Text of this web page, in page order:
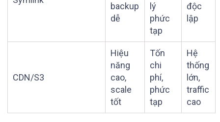
backup
dễ
lý
phức
tạp
độc
lập
CDN/S3
Hiệu
năng
cao,
scale
tốt
Tốn
chi
phí,
phức
tạp
Hệ
thống
lớn,
traffic
cao